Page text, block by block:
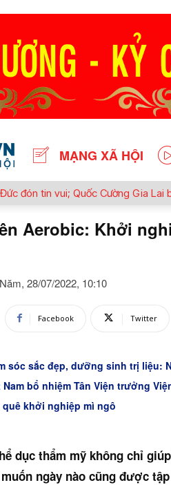
MẠNG XÃ HỘI
đón tin vui; Quốc Cường Gia Lai
Aerobic: Khởi
28/07/2022, 10:10
Facebook Twitter
sóc sắc đẹp, dưỡng sinh trị liệu:
bổ nhiệm Tân Viện trưởng
quê khởi nghiệp mì ngô
dục thẩm mỹ không chỉ
ngày nào cũng được